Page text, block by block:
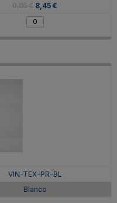
9,95 € 8,45 €
VIN-TEX-PR-BL
Blanco